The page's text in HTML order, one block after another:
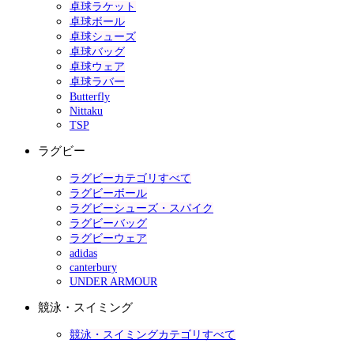
卓球ラケット
卓球ボール
卓球シューズ
卓球バッグ
卓球ウェア
卓球ラバー
Butterfly
Nittaku
TSP
ラグビー
ラグビーカテゴリすべて
ラグビーボール
ラグビーシューズ・スパイク
ラグビーバッグ
ラグビーウェア
adidas
canterbury
UNDER ARMOUR
競泳・スイミング
競泳・スイミングカテゴリすべて